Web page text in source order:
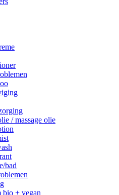
/ massage olie
bad
bio + vegan